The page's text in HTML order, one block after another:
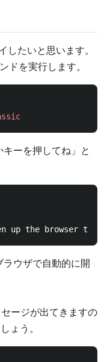
たいと思います。
ドを実行します。
ーを押してね」と
up the browser to
ウザで自動的に開
ージが出てきますの
ょう。